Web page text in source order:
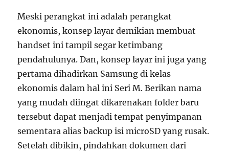
Meski perangkat ini adalah perangkat
ekonomis, konsep layar demikian membuat
handset ini tampil segar ketimbang
pendahulunya. Dan, konsep layar ini juga yang
pertama dihadirkan Samsung di kelas
ekonomis dalam hal ini Seri M. Berikan nama
yang mudah diingat dikarenakan folder baru
tersebut dapat menjadi tempat penyimpanan
sementara alias backup isi microSD yang rusak.
Setelah dibikin, pindahkan dokumen dari